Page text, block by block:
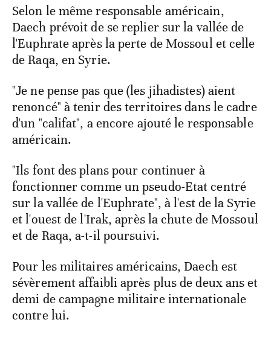
Selon le même responsable américain,
Daech prévoit de se replier sur la vallée de
l'Euphrate après la perte de Mossoul et celle
de Raqa, en Syrie.
"Je ne pense pas que (les jihadistes) aient
renoncé" à tenir des territoires dans le cadre
d'un "califat", a encore ajouté le responsable
américain.
"Ils font des plans pour continuer à
fonctionner comme un pseudo-Etat centré
sur la vallée de l'Euphrate", à l'est de la Syrie
et l'ouest de l'Irak, après la chute de Mossoul
et de Raqa, a-t-il poursuivi.
Pour les militaires américains, Daech est
sévèrement affaibli après plus de deux ans et
demi de campagne militaire internationale
contre lui.